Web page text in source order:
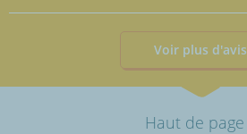
Voir plus d'avis
Haut de page